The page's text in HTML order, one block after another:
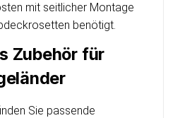
mit seitlicher Montage
benötigt.
Zubehör für
Sie passende